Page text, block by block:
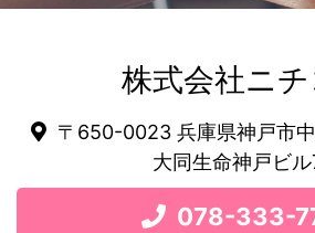
株式会社ニチ
〒650-0023 兵庫県神戸市
大同生命神戸ビ
078-333-